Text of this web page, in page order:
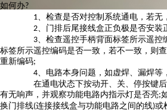
如何办?
1、检查是否对控制系统通电，若无
2、门排后尾接线盒正负极是否安装
3、检查遥控手柄背面标签所示遥控
标签所示遥控编码是否一致，若不一致，则
重新编码;
4、电路本身问题，如虚焊、漏焊等
在通电状态下按动开、关、停按键后
有无响声，并观察功能电路内指示灯是否亮;
换门排线(连接接线盒与功能电路之间的线)或